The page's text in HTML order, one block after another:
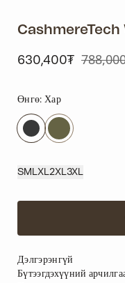
630,400₮
Өнгө: Хар
SM LXL2XL3XL
Дэлгэрэнгүй
Бүтээгдэхүүний